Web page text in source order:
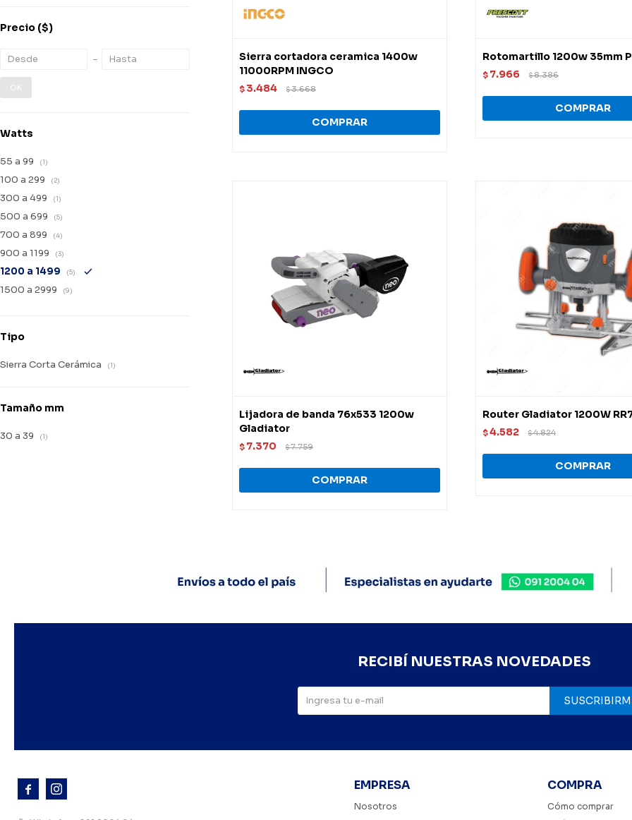
Sierra cortadora ceramica 1400w
11000RPM INGCO
$ 3.484 $3.668
Rotomartillo 1200w 35mm
$ 7.966 $8.386
Lijadora de banda 76x533 1200w
Gladiator
$ 7.370 $7.759
Router Gladiator 1200W
$4.582 $4.824
Precio ($)
OK
Watts
55 a 99 (1)
100 a 299 (2)
300 a 499 (1)
500 a 699 (5)
700 a 899 (4)
900 a 1199 (3)
1200 a 1499 (5)
1500 a 2999 (9)
Tipo
Sierra Corta Cerámica (1)
Tamaño mm
30 a 39 (1)
  EMPRESA
Nosotros
COMPRA
Cómo comprar
RECIBÍ NUESTRAS NOVEDADES